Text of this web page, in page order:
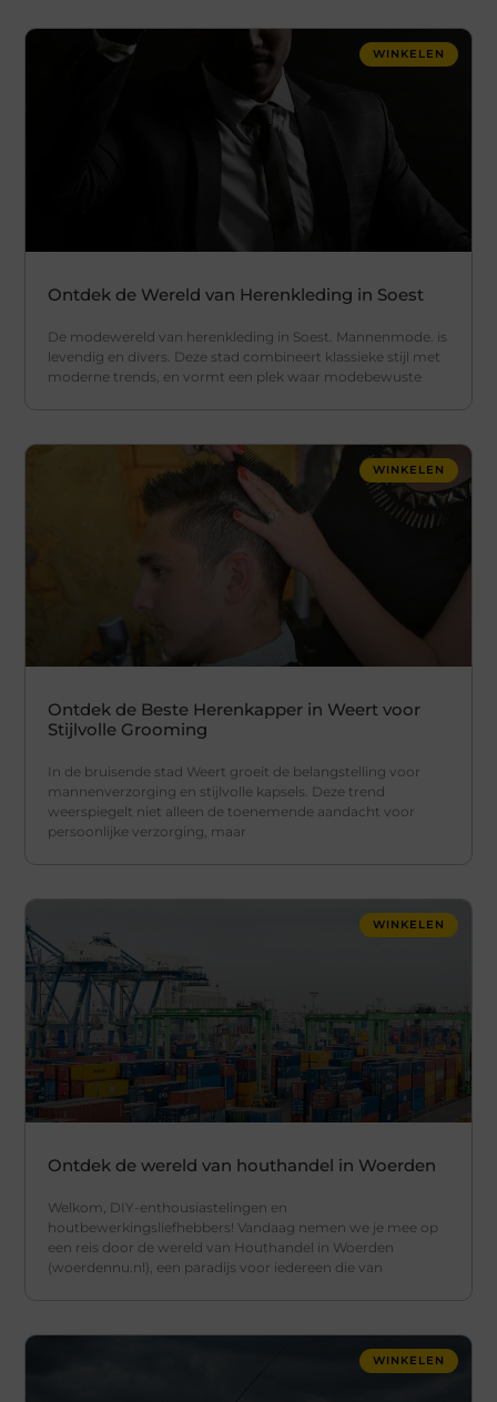
WINKELEN
Ontdek de Wereld van Herenkleding in Soest
De modewereld van herenkleding in Soest. Mannenmode. is
levendig en divers. Deze stad combineert klassieke stijl met
moderne trends, en vormt een plek waar modebewuste
WINKELEN
Ontdek de Beste Herenkapper in Weert voor
Stijlvolle Grooming
In de bruisende stad Weert groeit de belangstelling voor
mannenverzorging en stijlvolle kapsels. Deze trend
weerspiegelt niet alleen de toenemende aandacht voor
persoonlijke verzorging, maar
WINKELEN
Ontdek de wereld van houthandel in Woerden
Welkom, DIY-enthousiastelingen en
houtbewerkingsliefhebbers! Vandaag nemen we je mee op
een reis door de wereld van Houthandel in Woerden
(woerdennu.nl), een paradijs voor iedereen die van
WINKELEN